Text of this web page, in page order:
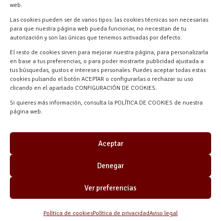
web.
Las cookies pueden ser de varios tipos: las cookies técnicas son necesarias
para que nuestra página web pueda funcionar, no necesitan de tu
autorización y son las únicas que tenemos activadas por defecto.
El resto de cookies sirven para mejorar nuestra página, para personalizarla
en base a tus preferencias, o para poder mostrarte publicidad ajustada a
tus búsquedas, gustos e intereses personales. Puedes aceptar todas estas
cookies pulsando el botón ACEPTAR o configurarlas o rechazar su uso
clicando en el apartado CONFIGURACIÓN DE COOKIES.
Si quieres más información, consulta la POLÍTICA DE COOKIES de nuestra
página web.
Aceptar
Denegar
Ver preferencias
Política de cookiesPolítica de privacidadAviso legal
Materiales Manuel Martín © 2026 |
Desarrollado por